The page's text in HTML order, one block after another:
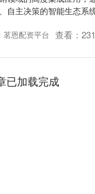
自主决策的智能生态系
茗恩配资平台 查看： 231
已加载完成